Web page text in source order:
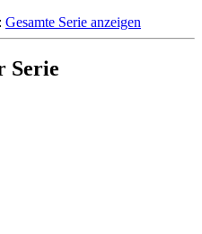
Gesamte Serie anzeigen
Serie